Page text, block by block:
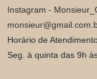
Instagram -
Horário de
Seg. à quinta das 9h